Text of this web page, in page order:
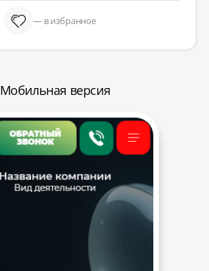
— в избранное
Мобильная версия